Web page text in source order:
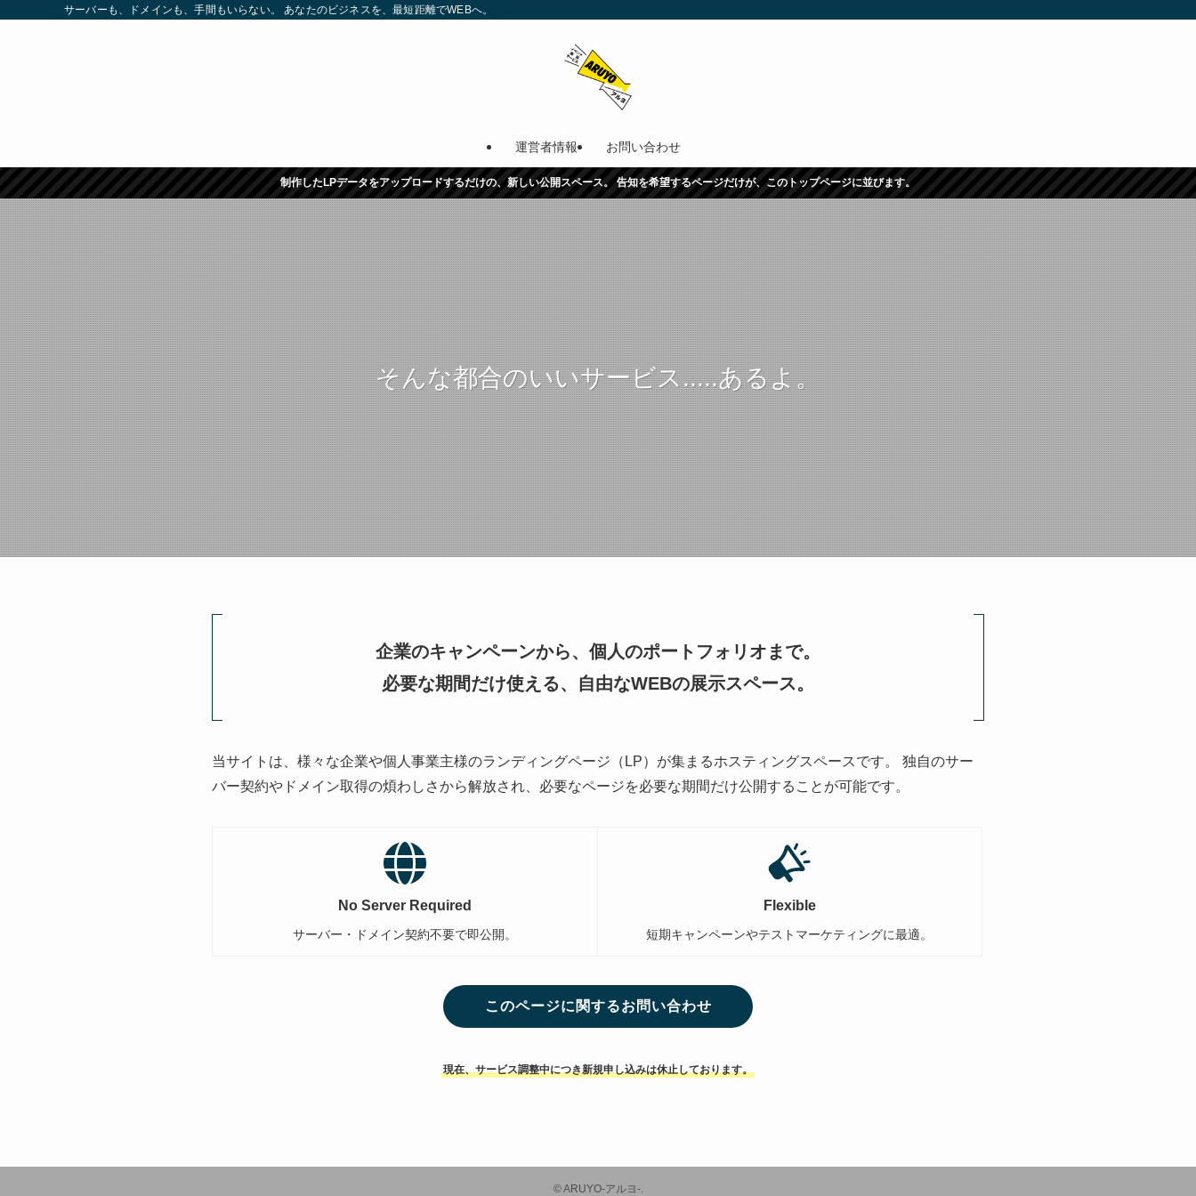
サーバーも、ドメインも、手間もいらない。 あなたのビジネスを、最短距離でWEBへ。
運営者情報 お問い合わせ
制作したLPデータをアップロードするだけの、新しい公開スペース。 告知を希望するページだけが、このトップページに並びます。
そんな都合のいいサービス.....あるよ。
企業のキャンペーンから、個人のポートフォリオまで。
必要な期間だけ使える、自由なWEBの展示スペース。
当サイトは、様々な企業や個人事業主様のランディングページ（LP）が集まるホスティングスペースです。 独自のサー
バー契約やドメイン取得の煩わしさから解放され、必要なページを必要な期間だけ公開することが可能です。
No Server Required
サーバー・ドメイン契約不要で即公開。
Flexible
短期キャンペーンやテストマーケティングに最適。
このページに関するお問い合わせ
現在、サービス調整中につき新規申し込みは休止しております。
©ARUYO-アルヨ-.